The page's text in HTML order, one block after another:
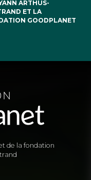
ARTHUS-
ET LA
GOODPLANET
de la fondation